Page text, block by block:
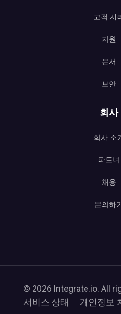
고객 사
지원
문서
보안
회사
회사 소
파트너
채용
문의하
© 2026 Integrate.io. All
서비스 상태
개인정보